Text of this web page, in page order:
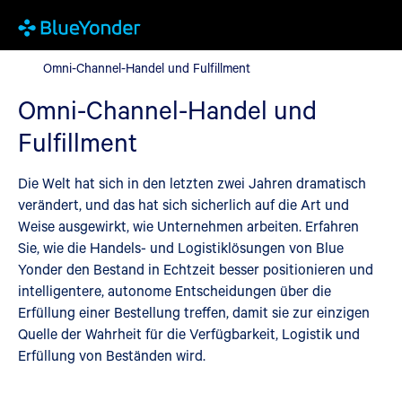
Omni-Channel-Handel und Fulfillment
Omni-Channel-Handel und Fulfillment
Omni-Channel-Handel und
Fulfillment
Die Welt hat sich in den letzten zwei Jahren dramatisch
verändert, und das hat sich sicherlich auf die Art und
Weise ausgewirkt, wie Unternehmen arbeiten. Erfahren
Sie, wie die Handels- und Logistiklösungen von Blue
Yonder den Bestand in Echtzeit besser positionieren und
intelligentere, autonome Entscheidungen über die
Erfüllung einer Bestellung treffen, damit sie zur einzigen
Quelle der Wahrheit für die Verfügbarkeit, Logistik und
Erfüllung von Beständen wird.